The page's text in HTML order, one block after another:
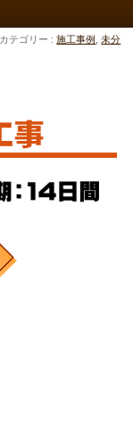
カテゴリー :施工事例 ,未分